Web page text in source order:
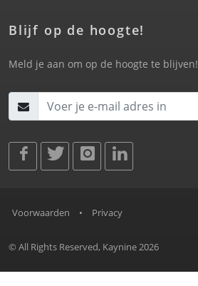
Blijf op de hoogte!
Meld je aan om op de hoogte te blijven!
Voorwaarden • Privacy
© All Rights Reserved, Kaynine 2026